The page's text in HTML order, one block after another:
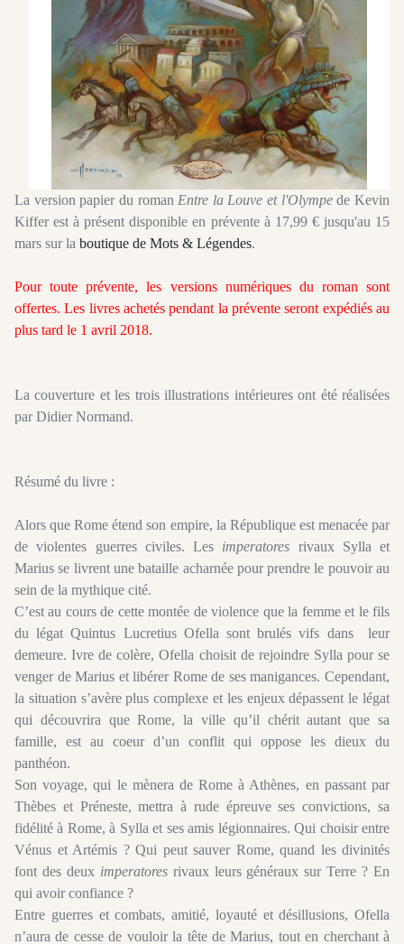
La version papier du roman Entre la Louve et l'Olympede Kevin
Kiffer est à présent disponible en prévente à 17,99 € jusqu'au 15
mars sur la boutique de Mots & Légendes.
Pour toute prévente, les versions numériques du roman sont
offertes. Les livres achetés pendant la prévente seront expédiés au
plus tard le 1 avril 2018.
La couverture et les trois illustrations intérieures ont été réalisées
par Didier Normand.
Résumé du livre :
Alors que Rome étend son empire, la République est menacée par
de violentes guerres civiles. Les imperatores rivaux Sylla et
Marius se livrent une bataille acharnée pour prendre le pouvoir au
sein de la mythique cité.
C’est au cours de cette montée de violence que la femme et le fils
du légat Quintus Lucretius Ofella sont brulés vifs dans leur
demeure. Ivre de colère, Ofella choisit de rejoindre Sylla pour se
venger de Marius et libérer Rome de ses manigances. Cependant,
la situation s’avère plus complexe et les enjeux dépassent le légat
qui découvrira que Rome, la ville qu’il chérit autant que sa
famille, est au coeur d’un conflit qui oppose les dieux du
panthéon.
Son voyage, qui le mènera de Rome à Athènes, en passant par
Thèbes et Préneste, mettra à rude épreuve ses convictions, sa
fidélité à Rome, à Sylla et ses amis légionnaires. Qui choisir entre
Vénus et Artémis ? Qui peut sauver Rome, quand les divinités
font des deux imperatoresrivaux leurs généraux sur Terre ? En
qui avoir confiance ?
Entre guerres et combats, amitié, loyauté et désillusions, Ofella
n’aura de cesse de vouloir la tête de Marius, tout en cherchant à